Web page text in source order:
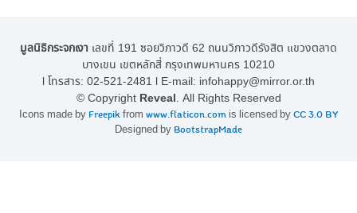
มูลนิธิกระจกเงา เลขที่ 191 ซอยวิภาวดี 62 ถนนวิภาวดีรังสิต แขวงตลาด
บางเขน เขตหลักสี่ กรุงเทพมหานคร 10210
l โทรสาร: 02-521-2481 l E-mail: infohappy@mirror.or.th
© Copyright Reveal. All Rights Reserved
Icons made by Freepikfrom www.flaticon.com is licensed byCC 3.0 BY
Designed by BootstrapMade